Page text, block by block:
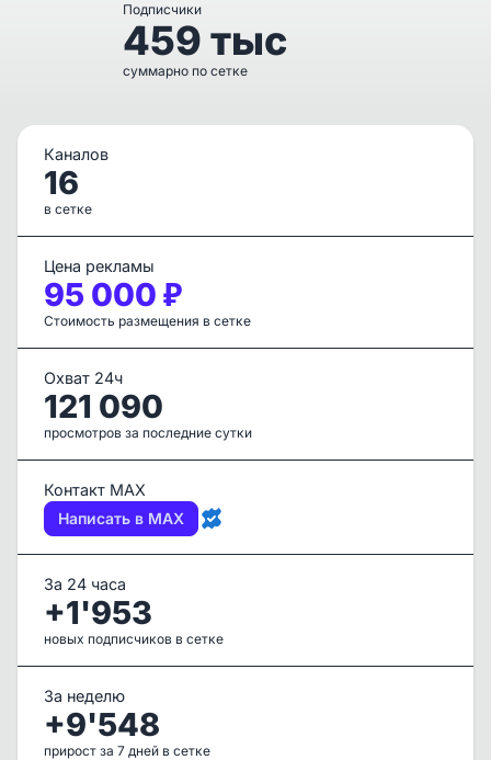
Подписчики
459 тыс
суммарно по сетке
Каналов
16
в сетке
Цена рекламы
95 000 ₽
Стоимость размещения в сетке
Охват 24ч
121 090
просмотров за последние сутки
Контакт MAX
Написать в MAX
За 24 часа
+1'953
новых подписчиков в сетке
За неделю
+9'548
прирост за 7 дней в сетке